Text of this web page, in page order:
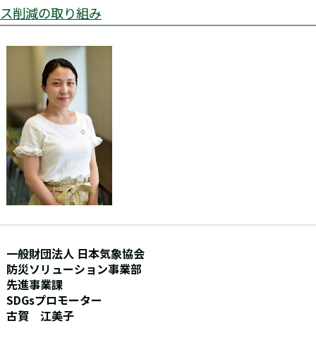
ス削減の取り組み
一般財団法人 日本気象協会
防災ソリューション事業部
先進事業課
SDGsプロモーター
古賀 江美子